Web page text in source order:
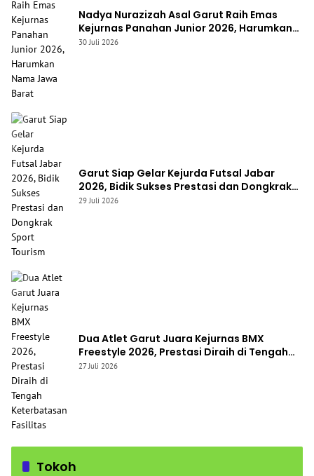
Nadya Nurazizah Asal Garut Raih Emas
Kejurnas Panahan Junior 2026, Harumkan
Nama Jawa Barat
30 Juli 2026
Garut Siap Gelar Kejurda Futsal Jabar
2026, Bidik Sukses Prestasi dan Dongkrak
Sport Tourism
29 Juli 2026
Dua Atlet Garut Juara Kejurnas BMX
Freestyle 2026, Prestasi Diraih di Tengah
Keterbatasan Fasilitas
27 Juli 2026
Tokoh